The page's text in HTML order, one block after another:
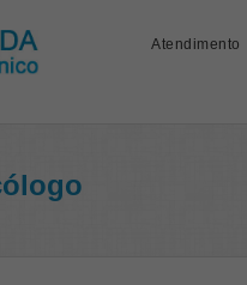
Atendimento